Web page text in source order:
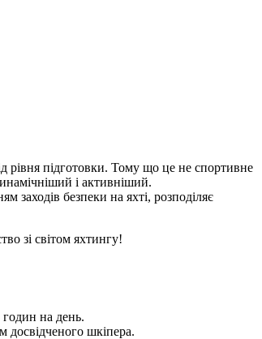
рівня підготовки. Тому що це не спортивне
і активніший.
заходів безпеки на яхті, розподіляє
зі світом яхтингу!
годин на день.
досвідченого шкіпера.